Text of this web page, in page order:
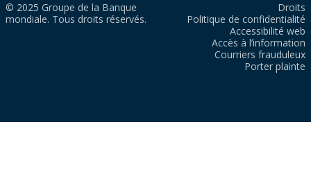
© 2025 Groupe de la Banque
mondiale. Tous droits réservés.
Droits
Politique de confidentialité
Accessibilité web
Accès à l’information
Courriers frauduleux
Porter plainte